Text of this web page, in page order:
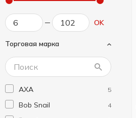
OK
Торговая марка
AXA 5
Bob Snail 4